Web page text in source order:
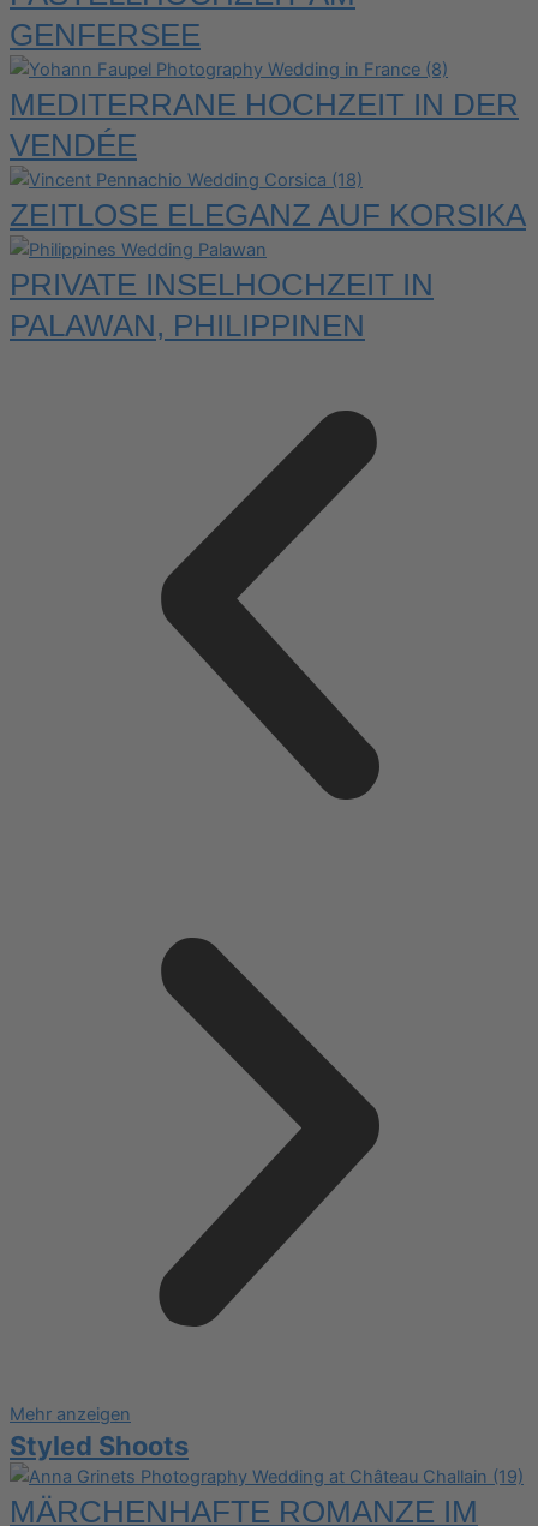
GENFERSEE
MEDITERRANE HOCHZEIT IN DER
VENDÉE
ZEITLOSE ELEGANZ AUF KORSIKA
PRIVATE INSELHOCHZEIT IN
PALAWAN, PHILIPPINEN
Mehr anzeigen
Styled Shoots
MÄRCHENHAFTE ROMANZE IM